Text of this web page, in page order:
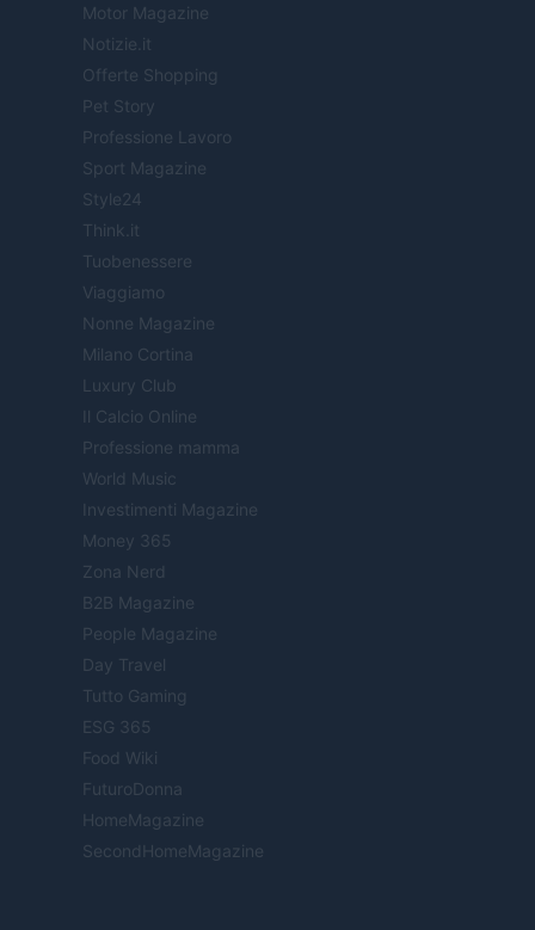
Motor Magazine
Notizie.it
Offerte Shopping
Pet Story
Professione Lavoro
Sport Magazine
Style24
Think.it
Tuobenessere
Viaggiamo
Nonne Magazine
Milano Cortina
Luxury Club
Il Calcio Online
Professione mamma
World Music
Investimenti Magazine
Money 365
Zona Nerd
B2B Magazine
People Magazine
Day Travel
Tutto Gaming
ESG 365
Food Wiki
FuturoDonna
HomeMagazine
SecondHomeMagazine